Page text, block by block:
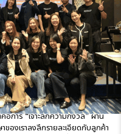
Workshop –
SAP AI-Power
าธุรกิจไทยก้าวข้ามขีดจำกัด ERP
ต้คอนเซปต์ “The Fast Track to
อการ “เจาะลึกความกังวล” ผ่าน
องเราลงลึกรายละเอียดกับลูกค้า